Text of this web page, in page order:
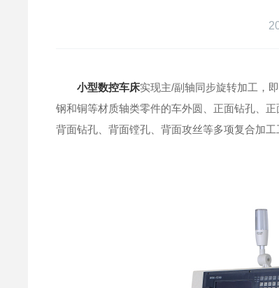
小型数控车床实现主/副轴同步旋转加工，
钢和铜等材质轴类零件的车外圆、正面钻孔、
背面钻孔、背面镗孔、背面攻丝等多项复合加工